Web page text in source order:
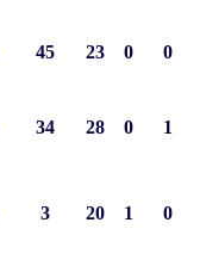
45 23 0 0
34 28 0 1
3 20 1 0